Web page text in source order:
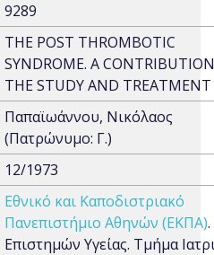
9289
THE POST THROMBOTIC
SYNDROME. A
THE STUDY AND TREATMENT
Παπαϊωάννου, Νικόλαος
(Πατρώνυμο: Γ.)
12/1973
Εθνικό και Καποδιστριακό
Πανεπιστήμιο Αθηνών (ΕΚΠΑ)
Επιστημών Υγείας. Τμήμα